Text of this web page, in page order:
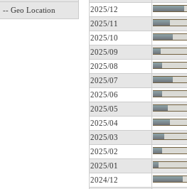
-- Geo Location
2025/12
2025/11
2025/10
2025/09
2025/08
2025/07
2025/06
2025/05
2025/04
2025/03
2025/02
2025/01
2024/12